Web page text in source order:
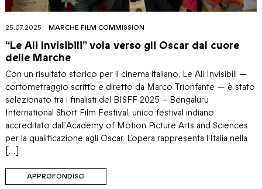
25.07.2025 MARCHE FILM COMMISSION
“Le Ali Invisibili” vola verso gli Oscar dal cuore
delle Marche
Con un risultato storico per il cinema italiano, Le Ali Invisibili —
cortometraggio scritto e diretto da Marco Trionfante — è stato
selezionato tra i finalisti del BISFF 2025 – Bengaluru
International Short Film Festival, unico festival indiano
accreditato dall’Academy of Motion Picture Arts and Sciences
per la qualificazione agli Oscar. L’opera rappresenta l’Italia nella
[…]
APPROFONDISCI